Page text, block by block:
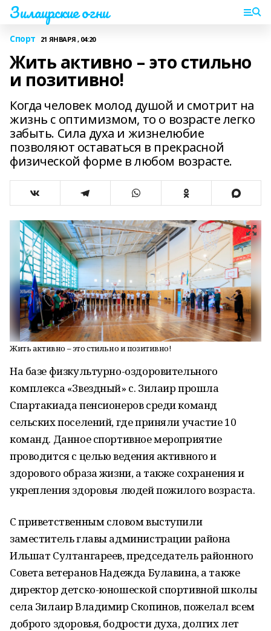
Зилаирские огни
Спорт 21 ЯНВАРЯ , 04:20
Жить активно – это стильно
и позитивно!
Когда человек молод душой и смотрит на
жизнь с оптимизмом, то о возрасте легко
забыть. Сила духа и жизнелюбие
позволяют оставаться в прекрасной
физической форме в любом возрасте.
Жить активно – это стильно и позитивно!
На базе физкультурно-оздоровительного
комплекса «Звездный» с. Зилаир прошла
Спартакиада пенсионеров среди команд
сельских поселений, где приняли участие 10
команд. Данное спортивное мероприятие
проводится с целью ведения активного и
здорового образа жизни, а также сохранения и
укрепления здоровья людей пожилого возраста.
С приветственным словом выступили
заместитель главы администрации района
Ильшат Султангареев, председатель районного
Совета ветеранов Надежда Булавина, а также
директор детско-юношеской спортивной школы
села Зилаир Владимир Скопинов, пожелал всем
доброго здоровья, бодрости духа, долгих лет